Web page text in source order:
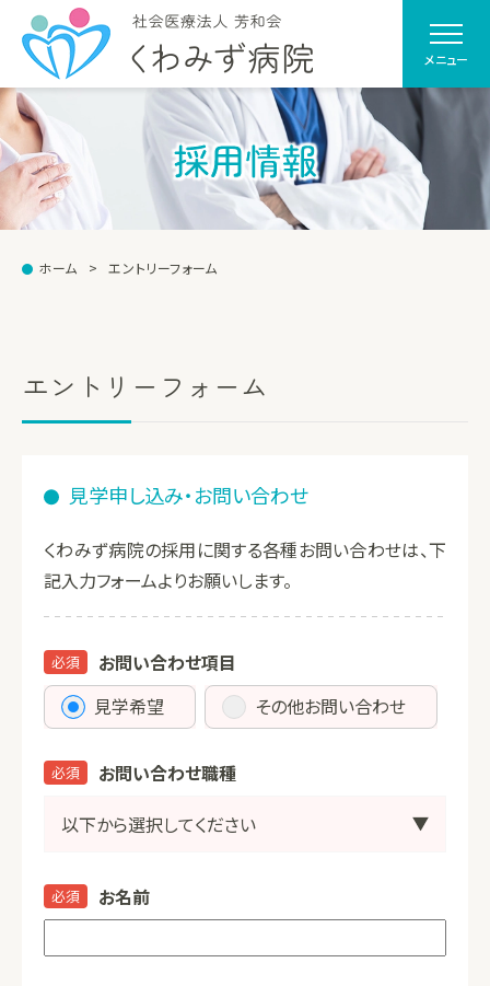
メニュー
採用情報
ホーム エントリーフォーム
エントリーフォーム
見学申し込み・お問い合わせ
くわみず病院の採用に関する各種お問い合わせは、下
記入力フォームよりお願いします。
お問い合わせ項目
必須
見学希望 その他お問い合わせ
お問い合わせ職種
必須
お名前
必須